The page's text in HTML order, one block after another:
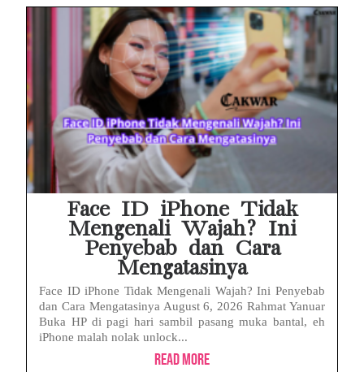
Face ID iPhone Tidak
Mengenali Wajah? Ini
Penyebab dan Cara
Mengatasinya
Face ID iPhone Tidak Mengenali Wajah? Ini Penyebab
dan Cara Mengatasinya August 6, 2026 Rahmat Yanuar
Buka HP di pagi hari sambil pasang muka bantal, eh
iPhone malah nolak unlock...
Read More